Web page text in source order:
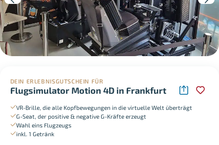
DEIN ERLEBNISGUTSCHEIN FÜR
Flugsimulator Motion 4D in Frankfurt
VR-Brille, die alle Kopfbewegungen in die virtuelle Welt überträgt
G-Seat, der positive & negative G-Kräfte erzeugt
Wahl eins Flugzeugs
inkl. 1 Getränk